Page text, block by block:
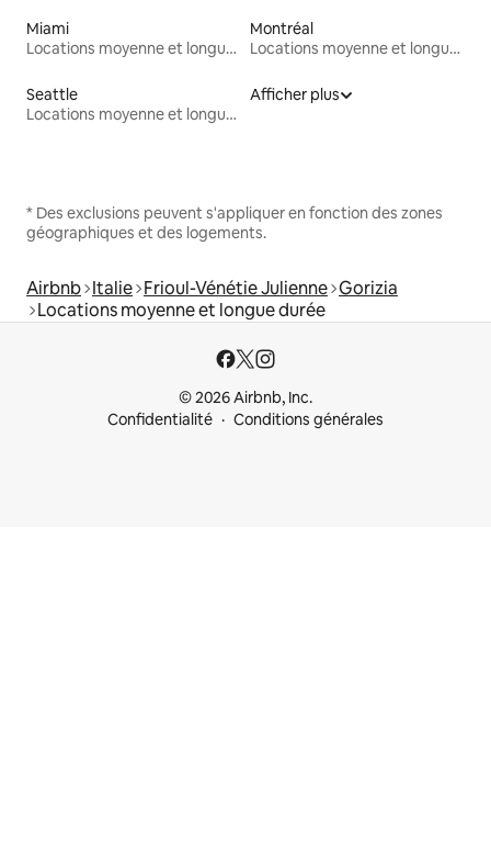
Miami
Locations moyenne et longue durée
Montréal
Locations moyenne et longue durée
Seattle
Locations moyenne et longue durée
Afficher plus
* Des exclusions peuvent s'appliquer en fonction des zones
géographiques et des logements.
Airbnb Italie Frioul-Vénétie Julienne Gorizia
Locations moyenne et longue durée
© 2026 Airbnb, Inc.
Confidentialité
Conditions générales